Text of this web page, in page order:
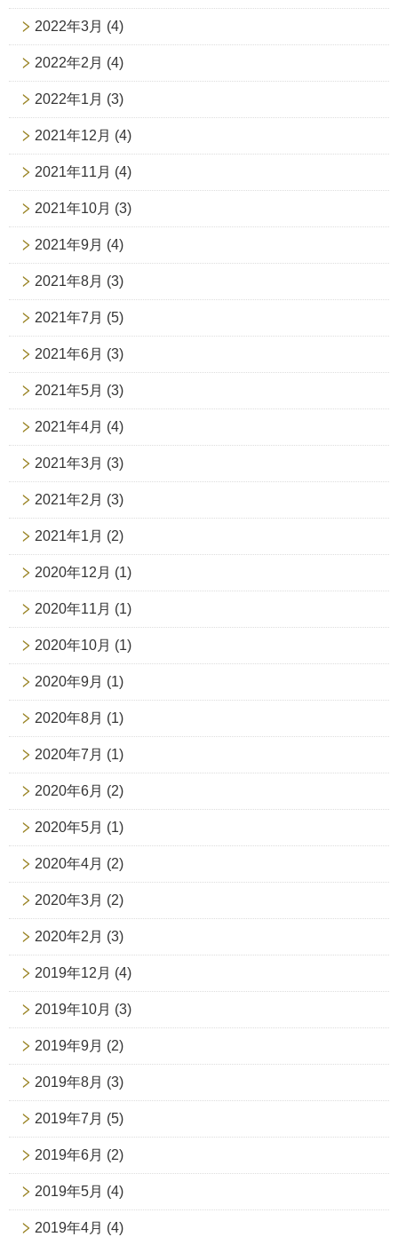
2022年3月 (4)
2022年2月 (4)
2022年1月 (3)
2021年12月 (4)
2021年11月 (4)
2021年10月 (3)
2021年9月 (4)
2021年8月 (3)
2021年7月 (5)
2021年6月 (3)
2021年5月 (3)
2021年4月 (4)
2021年3月 (3)
2021年2月 (3)
2021年1月 (2)
2020年12月 (1)
2020年11月 (1)
2020年10月 (1)
2020年9月 (1)
2020年8月 (1)
2020年7月 (1)
2020年6月 (2)
2020年5月 (1)
2020年4月 (2)
2020年3月 (2)
2020年2月 (3)
2019年12月 (4)
2019年10月 (3)
2019年9月 (2)
2019年8月 (3)
2019年7月 (5)
2019年6月 (2)
2019年5月 (4)
2019年4月 (4)